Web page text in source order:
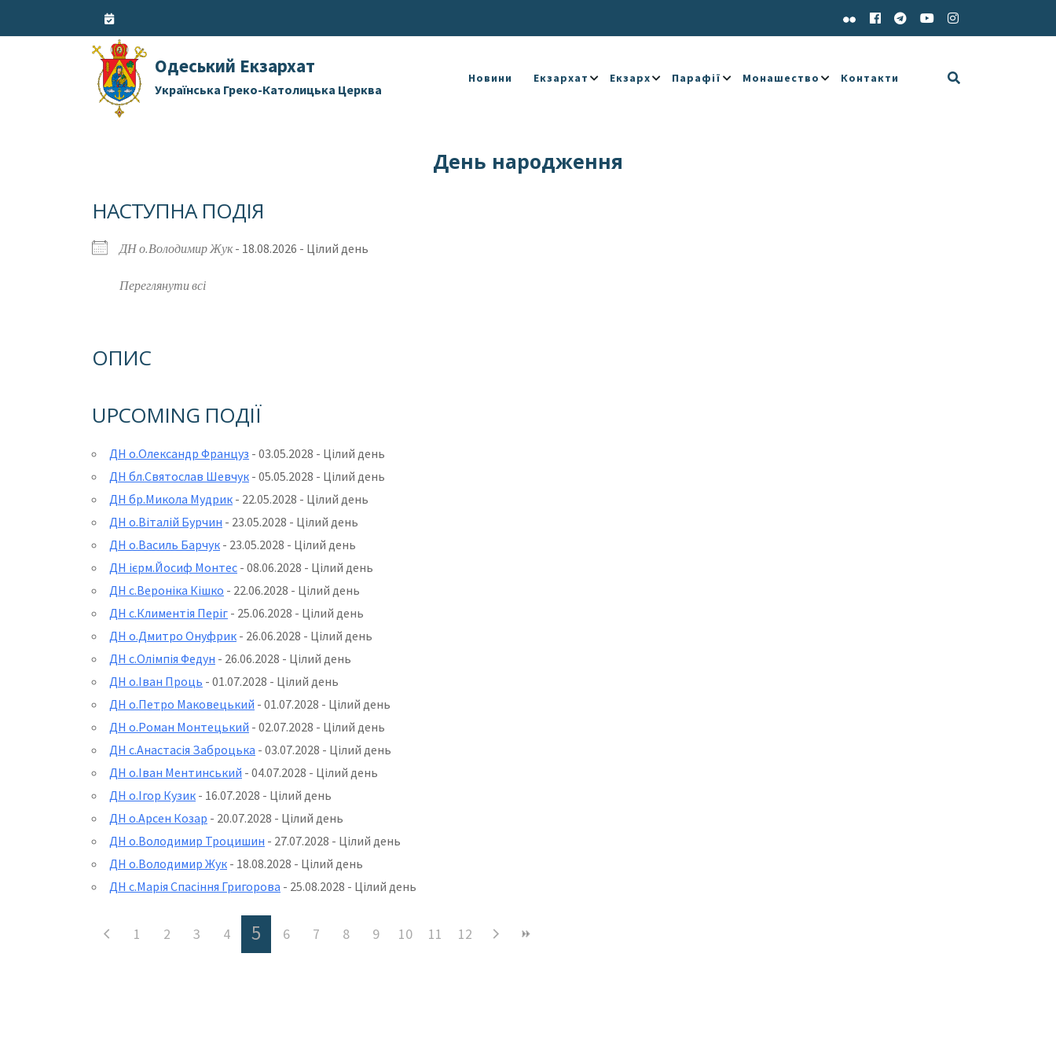
Одеський Екзархат
Українська Греко-Католицька Церква
Новини Екзархат Екзарх Парафії Монашество Контакти
День народження
НАСТУПНА ПОДІЯ
ДН о.Володимир Жук- 18.08.2026 - Цілий день
Переглянути всі
ОПИС
UPCOMING ПОДІЇ
ДН о.Олександр Француз - 03.05.2028 - Цілий день
ДН бл.Святослав Шевчук - 05.05.2028 - Цілий день
ДН бр.Микола Мудрик - 22.05.2028 - Цілий день
ДН о.Віталій Бурчин - 23.05.2028 - Цілий день
ДН о.Василь Барчук - 23.05.2028 - Цілий день
ДН ієрм.Йосиф Монтес - 08.06.2028 - Цілий день
ДН с.Вероніка Кішко - 22.06.2028 - Цілий день
ДН с.Климентія Періг - 25.06.2028 - Цілий день
ДН о.Дмитро Онуфрик - 26.06.2028 - Цілий день
ДН с.Олімпія Федун - 26.06.2028 - Цілий день
ДН о.Іван Проць - 01.07.2028 - Цілий день
ДН о.Петро Маковецький - 01.07.2028 - Цілий день
ДН о.Роман Монтецький - 02.07.2028 - Цілий день
ДН с.Анастасія Заброцька - 03.07.2028 - Цілий день
ДН о.Іван Ментинський - 04.07.2028 - Цілий день
ДН о.Ігор Кузик - 16.07.2028 - Цілий день
ДН о.Арсен Козар - 20.07.2028 - Цілий день
ДН о.Володимир Троцишин - 27.07.2028 - Цілий день
ДН о.Володимир Жук - 18.08.2028 - Цілий день
ДН с.Марія Спасіння Григорова - 25.08.2028 - Цілий день
1 2 3 4 5 6 7 8 9 10 11 12